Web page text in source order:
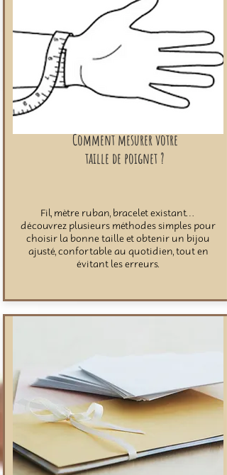
Comment mesurer votre
taille de poignet ?
Fil, mètre ruban, bracelet existant…
découvrez plusieurs méthodes simples pour
choisir la bonne taille et obtenir un bijou
ajusté, confortable au quotidien, tout en
évitant les erreurs.